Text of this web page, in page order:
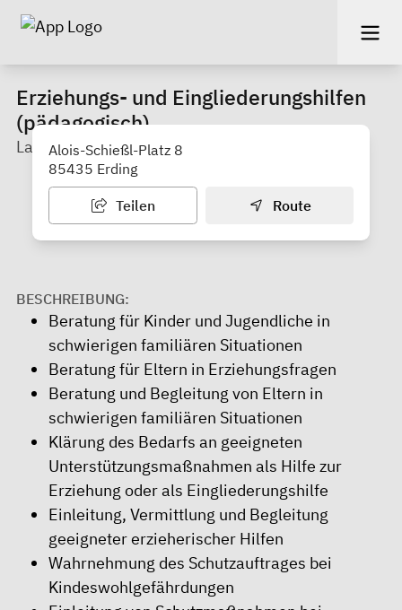
Erziehungs- und Eingliederungshilfen
(pädagogisch)
Landratsamt Erding
Alois-Schießl-Platz 8
85435 Erding
Teilen Route
BESCHREIBUNG:
Beratung für Kinder und Jugendliche in
schwierigen familiären Situationen
Beratung für Eltern in Erziehungsfragen
Beratung und Begleitung von Eltern in
schwierigen familiären Situationen
Klärung des Bedarfs an geeigneten
Unterstützungsmaßnahmen als Hilfe zur
Erziehung oder als Eingliederungshilfe
Einleitung, Vermittlung und Begleitung
geeigneter erzieherischer Hilfen
Wahrnehmung des Schutzauftrages bei
Kindeswohlgefährdungen